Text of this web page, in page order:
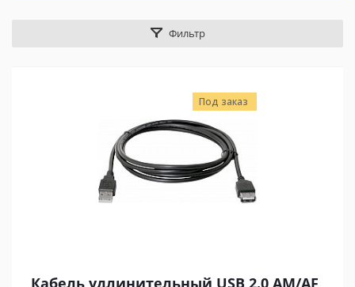
Фильтр
Под заказ
Кабель удлинительный USB 2.0 AM/AF